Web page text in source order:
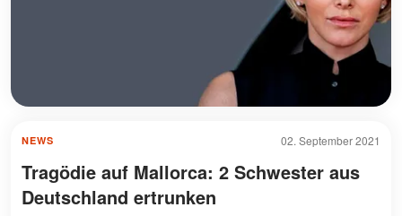
02. September 2021
NEWS
Tragödie auf Mallorca: 2 Schwester aus
Deutschland ertrunken